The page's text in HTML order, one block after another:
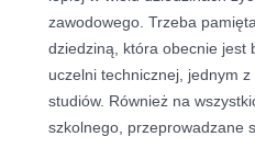
zawodowego. Trzeba
dziedziną, która obecnie jest
uczelni technicznej, jednym
studiów. Również na
szkolnego, przeprowadzane